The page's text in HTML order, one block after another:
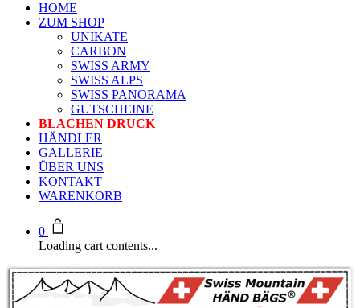
HOME
ZUM SHOP
UNIKATE
CARBON
SWISS ARMY
SWISS ALPS
SWISS PANORAMA
GUTSCHEINE
BLACHEN DRUCK
HÄNDLER
GALLERIE
ÜBER UNS
KONTAKT
WARENKORB
0
Loading cart contents...